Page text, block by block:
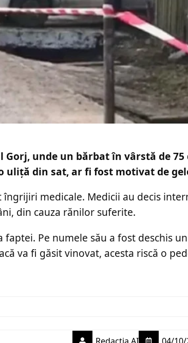
unde un bărbat în vârstă de 75
uliță din sat, ar fi fost motivat de
medicale. Medicii au decis
din cauza rănilor suferite.
Pe numele său a fost deschis
va fi găsit vinovat, acesta riscă o